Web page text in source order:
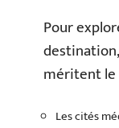
Pour
méritent
Les cités